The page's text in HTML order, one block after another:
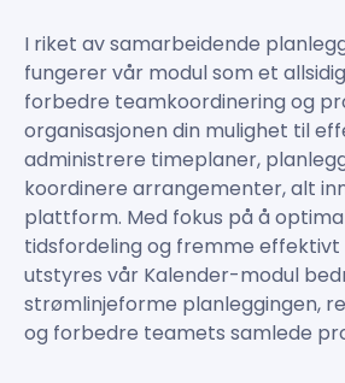
I riket av samarbeidende
fungerer vår modul som et
forbedre teamkoordinering og
organisasjonen din mulighet til
administrere timeplaner,
koordinere arrangementer, alt
plattform. Med fokus på å
tidsfordeling og fremme
utstyres vår Kalender-modul
strømlinjeforme planleggingen,
og forbedre teamets samlede